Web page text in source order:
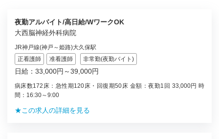
夜勤アルバイト/高日給/WワークOK
大西脳神経外科病院
JR神戸線(神戸～姫路)大久保駅
正看護師
准看護師 非常勤(夜勤バイト)
日給：33,000円～39,000円
病床数172床：急性期120床・回復期50床 金額：夜勤1回 33,000円 時
間：16:30～9:00
★この求人の詳細を見る